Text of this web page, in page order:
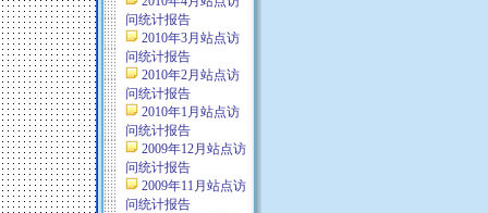
问统计报告
2010年3月站点访
问统计报告
2010年2月站点访
问统计报告
2010年1月站点访
问统计报告
2009年12月站点访
问统计报告
2009年11月站点访
问统计报告